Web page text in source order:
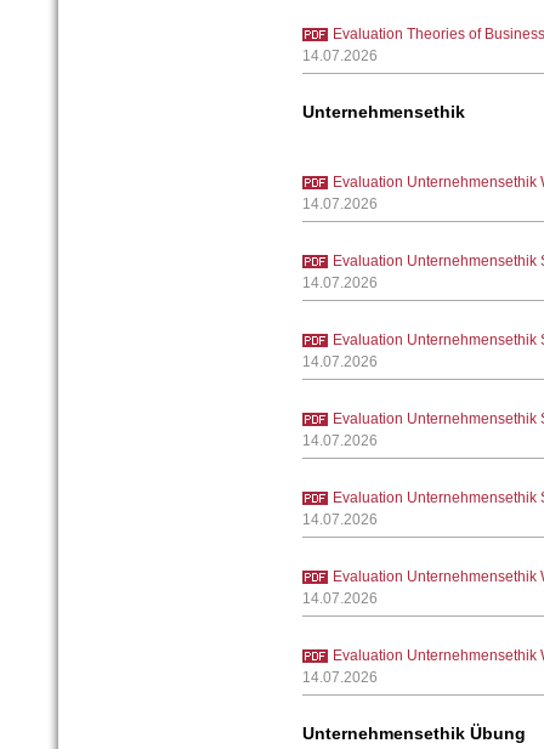
Evaluation Theories of
14.07.2026
Unternehmensethik
Evaluation Unternehmensethik
14.07.2026
Evaluation Unternehmensethik
14.07.2026
Evaluation Unternehmensethik
14.07.2026
Evaluation Unternehmensethik
14.07.2026
Evaluation Unternehmensethik
14.07.2026
Evaluation Unternehmensethik
14.07.2026
Evaluation Unternehmensethik
14.07.2026
Unternehmensethik Übung